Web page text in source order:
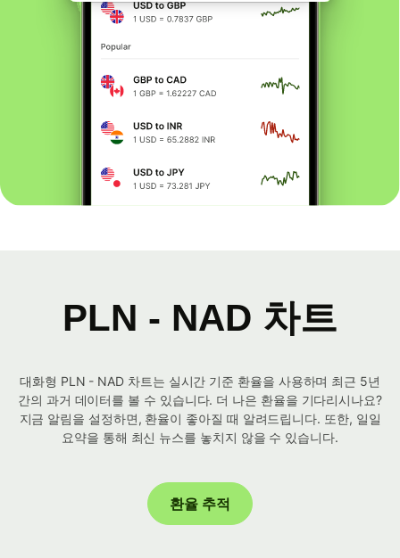
PLN - NAD 차트
대화형 PLN - NAD 차트는 실시간 기준 환율을 사용하며 최근 5년
간의 과거 데이터를 볼 수 있습니다. 더 나은 환율을 기다리시나요?
지금 알림을 설정하면, 환율이 좋아질 때 알려드립니다. 또한, 일일
요약을 통해 최신 뉴스를 놓치지 않을 수 있습니다.
환율 추적